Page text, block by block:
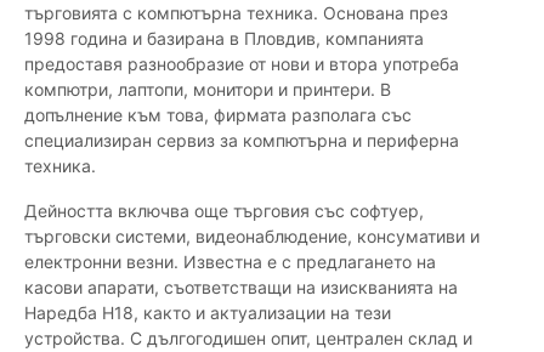
търговията с компютърна техника. Основана през
1998 година и базирана в Пловдив, компанията
предоставя разнообразие от нови и втора употреба
компютри, лаптопи, монитори и принтери. В
допълнение към това, фирмата разполага със
специализиран сервиз за компютърна и периферна
техника.
Дейността включва още търговия със софтуер,
търговски системи, видеонаблюдение, консумативи и
електронни везни. Известна е с предлагането на
касови апарати, съответстващи на изискванията на
Наредба Н18, както и актуализации на тези
устройства. С дългогодишен опит, централен склад и